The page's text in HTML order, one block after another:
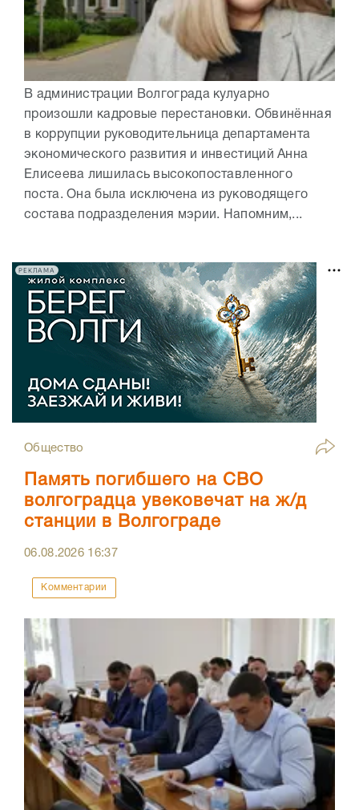
В администрации Волгограда кулуарно
произошли кадровые перестановки. Обвинённая
в коррупции руководительница департамента
экономического развития и инвестиций Анна
Елисеева лишилась высокопоставленного
поста. Она была исключена из руководящего
состава подразделения мэрии. Напомним,...
РЕКЛАМА
Общество
Память погибшего на СВО
волгоградца увековечат на ж/д
станции в Волгограде
06.08.2026 16:37
Комментарии